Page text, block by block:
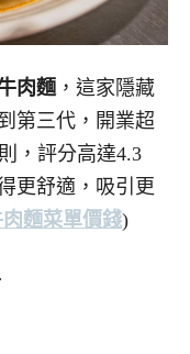
肉麵 ，這家隱藏
第三代，開業超
，評分高達4.3
更舒適，吸引更
麵菜單價錢)